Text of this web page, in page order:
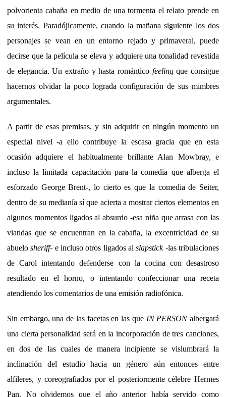
polvorienta cabaña en medio de una tormenta el relato prende en
su interés. Paradójicamente, cuando la mañana siguiente los dos
personajes se vean en un entorno rejado y primaveral, puede
decirse que la película se eleva y adquiere una tonalidad revestida
de elegancia. Un extraño y hasta romántico feelingque consigue
hacernos olvidar la poco lograda configuración de sus mimbres
argumentales.
A partir de esas premisas, y sin adquirir en ningún momento un
especial nivel -a ello contribuye la escasa gracia que en esta
ocasión adquiere el habitualmente brillante Alan Mowbray, e
incluso la limitada capacitación para la comedia que alberga el
esforzado George Brent-, lo cierto es que la comedia de Seiter,
dentro de su medianía sí que acierta a mostrar ciertos elementos en
algunos momentos ligados al absurdo -esa niña que arrasa con las
viandas que se encuentran en la cabaña, la excentricidad de su
abuelosheriff- e incluso otros ligados alslapstick-las tribulaciones
de Carol intentando defenderse con la cocina con desastroso
resultado en el horno, o intentando confeccionar una receta
atendiendo los comentarios de una emisión radiofónica.
Sin embargo, una de las facetas en las que IN PERSONalbergará
una cierta personalidad será en la incorporación de tres canciones,
en dos de las cuales de manera incipiente se vislumbrará la
inclinación del estudio hacia un género aún entonces entre
alfileres, y coreografiados por el posteriormente célebre Hermes
Pan. No olvidemos que el año anterior había servido como